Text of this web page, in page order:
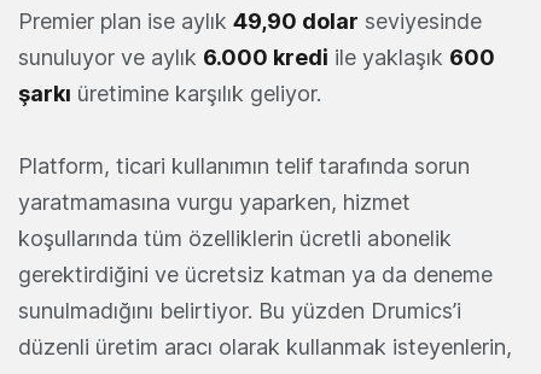
Premier plan ise aylık 49,90 dolar seviyesinde
sunuluyor ve aylık 6.000 kredi ile yaklaşık 600
şarkı üretimine karşılık geliyor.
Platform, ticari kullanımın telif tarafında sorun
yaratmamasına vurgu yaparken, hizmet
koşullarında tüm özelliklerin ücretli abonelik
gerektirdiğini ve ücretsiz katman ya da deneme
sunulmadığını belirtiyor. Bu yüzden Drumics’i
düzenli üretim aracı olarak kullanmak isteyenlerin,